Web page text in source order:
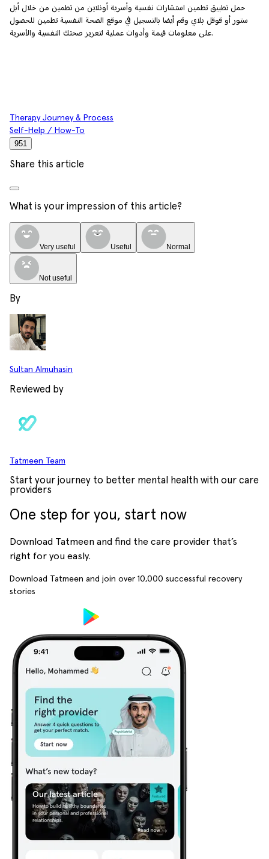
حمل تطبيق تطمين استشارات نفسية وأسرية أونلاين من تطمين من خلال أبل
ستور أو قوقل بلاي وقم أيضا بالتسجيل في موقع الصحة النفسية تطمين للحصول
على معلومات قيمة وأدوات عملية لتعزيز صحتك النفسية والأسرية.
Therapy Journey & Process
Self-Help / How-To
951
Share this article
What is your impression of this article?
Very useful Useful Normal
Not useful
By
Sultan Almuhasin
Reviewed by
Tatmeen Team
Start your journey to better mental health with our care
providers
One step for you, start now
Download Tatmeen and find the care provider that’s
right for you easly.
Download Tatmeen and join over 10,000 successful recovery
stories